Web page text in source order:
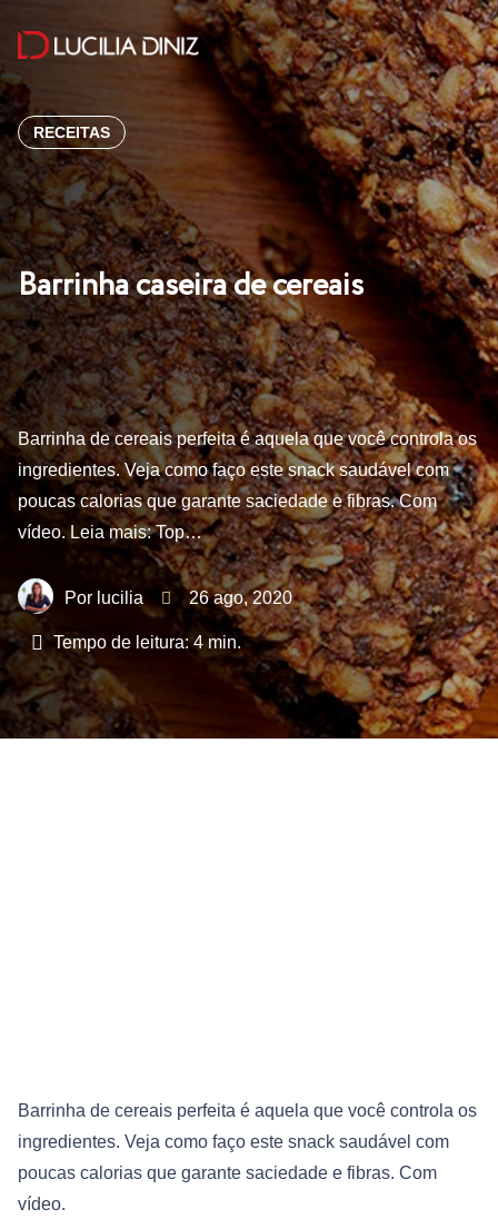
RECEITAS
Barrinha caseira de cereais
Barrinha de cereais perfeita é aquela que você controla os
ingredientes. Veja como faço este snack saudável com
poucas calorias que garante saciedade e fibras. Com
vídeo. Leia mais: Top…
lucilia 26 ago, 2020
Tempo de leitura: 4 min.
Barrinha de cereais perfeita é aquela que você controla os
ingredientes. Veja como faço este snack saudável com
poucas calorias que garante saciedade e fibras. Com
vídeo.